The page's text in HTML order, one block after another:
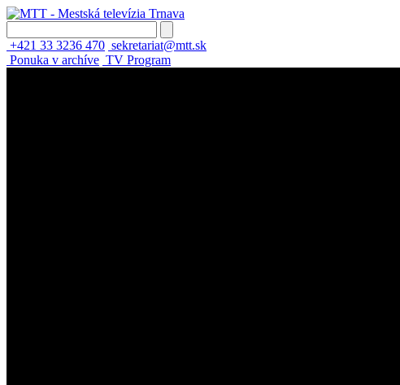
+421 33 3236 470 sekretariat@mtt.sk
Ponuka v archíve TV Program